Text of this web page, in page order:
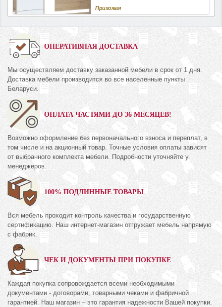
Прихожая
ОПЕРАТИВНАЯ ДОСТАВКА
Мы осуществляем доставку заказанной мебели в срок от 1 дня.
Доставка мебели производится во все населенные пункты
Беларуси.
ОПЛАТА ЧАСТЯМИ ДО 36 МЕСЯЦЕВ!
Возможно оформление без первоначального взноса и переплат, в
том числе и на акционный товар. Точные условия оплаты зависят
от выбранного комплекта мебели. Подробности уточняйте у
менеджеров.
100% ПОДЛИННЫЕ ТОВАРЫ
Вся мебель проходит контроль качества и государственную
сертификацию. Наш интернет-магазин отгружает мебель напрямую
с фабрик.
ЧЕК И ДОКУМЕНТЫ ПРИ ПОКУПКЕ
Каждая покупка сопровождается всеми необходимыми
документами - договорами, товарными чеками и фабричной
гарантией. Наш магазин – это гарантия надежности Вашей покупки.